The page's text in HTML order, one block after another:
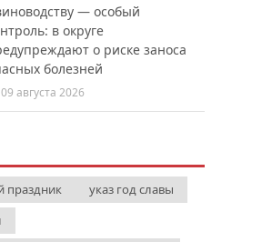
— особый
в округе
о риске заноса
болезней
09 августа 2026
праздник
указ год славы